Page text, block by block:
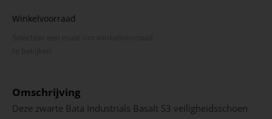
Winkelvoorraad
Omschrijving
Deze zwarte Bata Industrials Basalt S3 veiligheidsschoen